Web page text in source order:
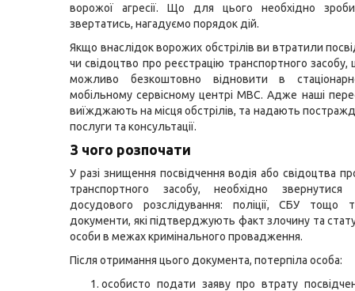
ворожої агресії. Що для цього необхідно
звертатись, нагадуємо порядок дій.
Якщо внаслідок ворожих обстрілів ви втратили
чи свідоцтво про реєстрацію транспортного засобу,
можливо безкоштовно відновити в
мобільному сервісному центрі МВС. Адже наші
виїжджають на місця обстрілів, та надають
послуги та консультації.
З чого розпочати
У разі знищення посвідчення водія або свідоцтва
транспортного засобу, необхідно
досудового розслідування: поліції, СБУ тощо
документи, які підтверджують факт злочину та
особи в межах кримінального провадження.
Після отримання цього документа, потерпіла особа:
особисто подати заяву про втрату